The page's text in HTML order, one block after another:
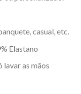
casual, etc.
Elastano
lavar as mãos